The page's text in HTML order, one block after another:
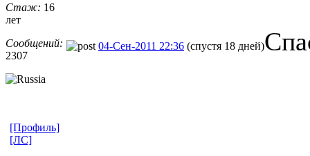
Стаж: 16
лет
Сообщений:
2307
04-Сен-2011 22:36 (спустя 18 дней)
[Профиль]
[ЛС]